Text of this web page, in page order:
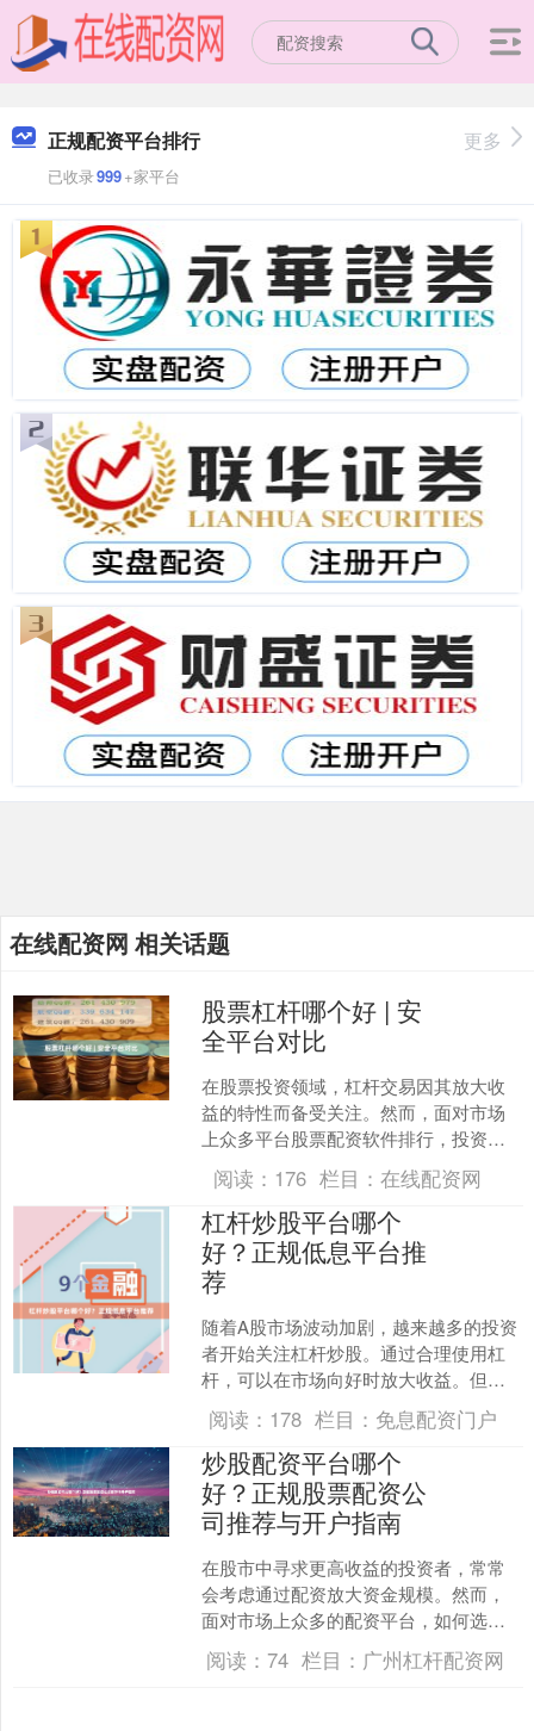
正规配资平台排行
已收录999+家平台
更多
在线配资网 相关话题
股票杠杆哪个好 | 安
全平台对比
在股票投资领域，杠杆交易因其放大收
益的特性而备受关注。然而，面对市场
上众多平台股票配资软件排行，投资者
常困惑“股票杠杆哪个好”。本文将从安全
性、费率、风控等维度....
阅读： 176 栏目：在线配资网
杠杆炒股平台哪个
好？正规低息平台推
荐
随着A股市场波动加剧，越来越多的投资
者开始关注杠杆炒股。通过合理使用杠
杆，可以在市场向好时放大收益。但面
对市场上众多的配资平台广州杠杆配资
网，投资者最关心的问题....
阅读： 178 栏目： 免息配资门户
炒股配资平台哪个
好？正规股票配资公
司推荐与开户指南
在股市中寻求更高收益的投资者，常常
会考虑通过配资放大资金规模。然而，
面对市场上众多的配资平台，如何选择
安全可靠的正规公司成为关键问题。本
文将为您提供一份全面的股....
阅读： 74 栏目： 广州杠杆配资网